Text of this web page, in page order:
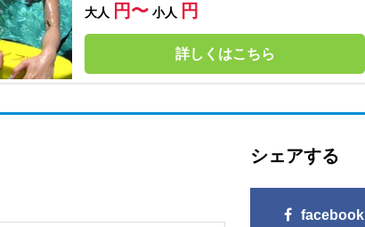
大人 円〜 小人 円
詳しくはこちら
シェアする
facebook